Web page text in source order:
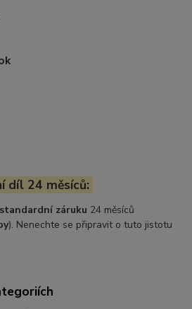
díl 24 měsíců:
standardní záruku 24 měsíců
). Nenechte se připravit o tuto jistotu